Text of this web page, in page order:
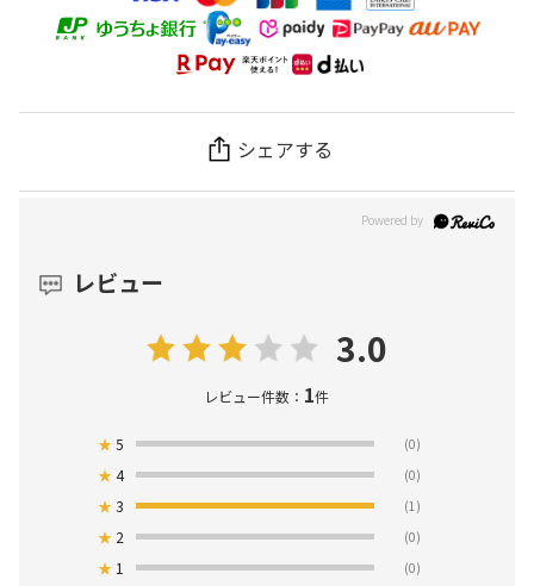
シェアする
レビュー
3.0
レビュー件数： 1件
★5 (0)
★4 (0)
★3 (1)
★ 2 (0)
★ 1 (0)